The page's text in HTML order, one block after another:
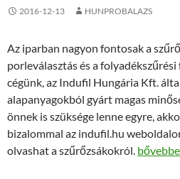
2016-12-13 HUNPROBALAZS
Az iparban nagyon fontosak a
porleválasztás és a
cégünk, az Indufil Hungária Kft.
alapanyagokból gyárt magas
önnek is szüksége lenne egyre,
bizalommal az indufil.hu
olvashat a szűrőzsákokról.